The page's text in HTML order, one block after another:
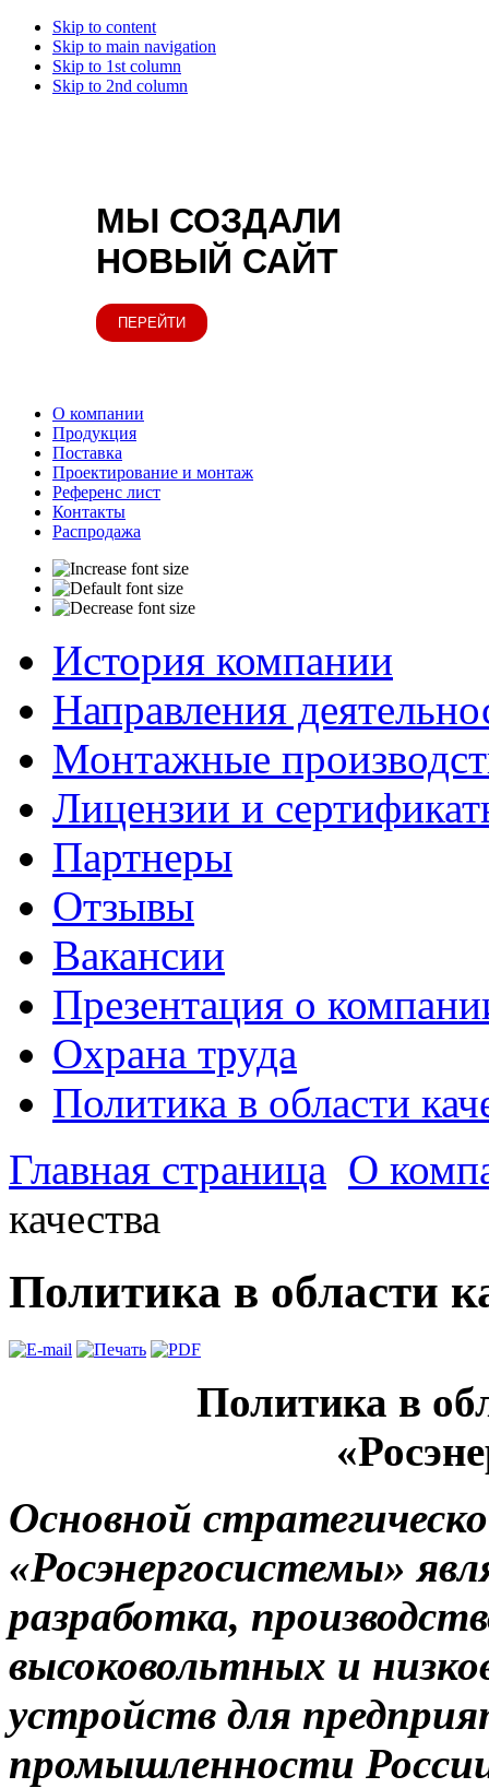
Skip to content
Skip to main navigation
Skip to 1st column
Skip to 2nd column
МЫ СОЗДАЛИ
НОВЫЙ САЙТ
ПЕРЕЙТИ
О компании
Продукция
Поставка
Проектирование и монтаж
Референс лист
Контакты
Распродажа
История компании
Направления
Монтажные
Лицензии и
Партнеры
Отзывы
Вакансии
Презентация о
Охрана труда
Политика в области
Главная страница О
качества
Политика в области
Политика в
Основной
«Росэнергосистемы»
разработка,
высоковольтных и
устройств для
промышленности